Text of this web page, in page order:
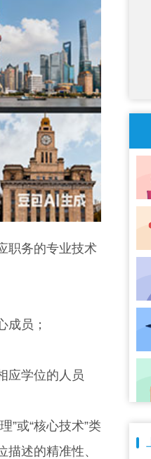
职务的专业技术
员；
应学位的人员
或“核心技术”类
述的精准性、